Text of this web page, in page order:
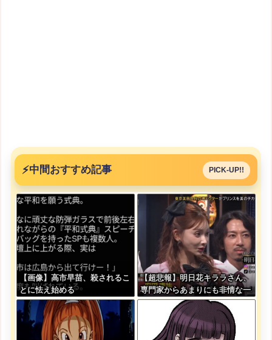
⚡中間おすすめ記事 PICK-UP!!
【画像】高市早苗、殺されるこ
とに怯え始める
【超悲報】明日花キララさん、
専門家からあまりにも非情な一
言を告げられる